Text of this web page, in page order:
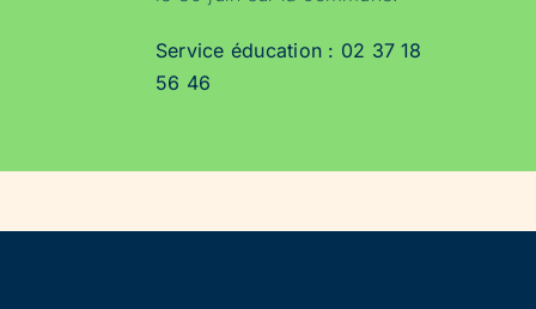
Service éducation : 02 37 18
56 46